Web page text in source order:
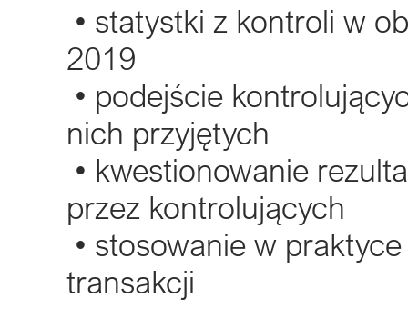
• statystki z kontroli w
2019
• podejście
nich przyjętych
• kwestionowanie
przez kontrolujących
• stosowanie w
transakcji